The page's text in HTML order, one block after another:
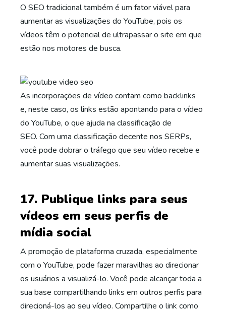
O SEO tradicional também é um fator viável para
aumentar as visualizações do YouTube, pois os
vídeos têm o potencial de ultrapassar o site em que
estão nos motores de busca.
As incorporações de vídeo contam como backlinks
e, neste caso, os links estão apontando para o vídeo
do YouTube, o que ajuda na classificação de
SEO. Com uma classificação decente nos SERPs,
você pode dobrar o tráfego que seu vídeo recebe e
aumentar suas visualizações.
17. Publique links para seus
vídeos em seus perfis de
mídia social
A promoção de plataforma cruzada, especialmente
com o YouTube, pode fazer maravilhas ao direcionar
os usuários a visualizá-lo. Você pode alcançar toda a
sua base compartilhando links em outros perfis para
direcioná-los ao seu vídeo. Compartilhe o link como